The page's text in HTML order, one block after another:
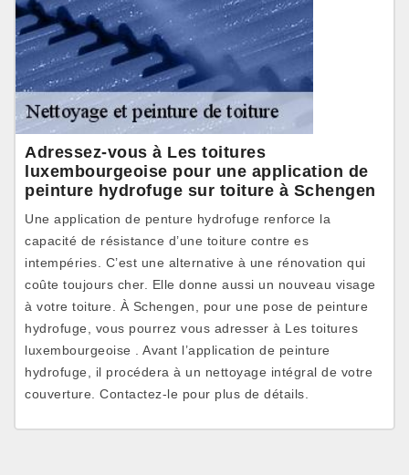
Adressez-vous à Les toitures
luxembourgeoise pour une application de
peinture hydrofuge sur toiture à Schengen
Une application de penture hydrofuge renforce la
capacité de résistance d’une toiture contre es
intempéries. C’est une alternative à une rénovation qui
coûte toujours cher. Elle donne aussi un nouveau visage
à votre toiture. À Schengen, pour une pose de peinture
hydrofuge, vous pourrez vous adresser à Les toitures
luxembourgeoise . Avant l’application de peinture
hydrofuge, il procédera à un nettoyage intégral de votre
couverture. Contactez-le pour plus de détails.